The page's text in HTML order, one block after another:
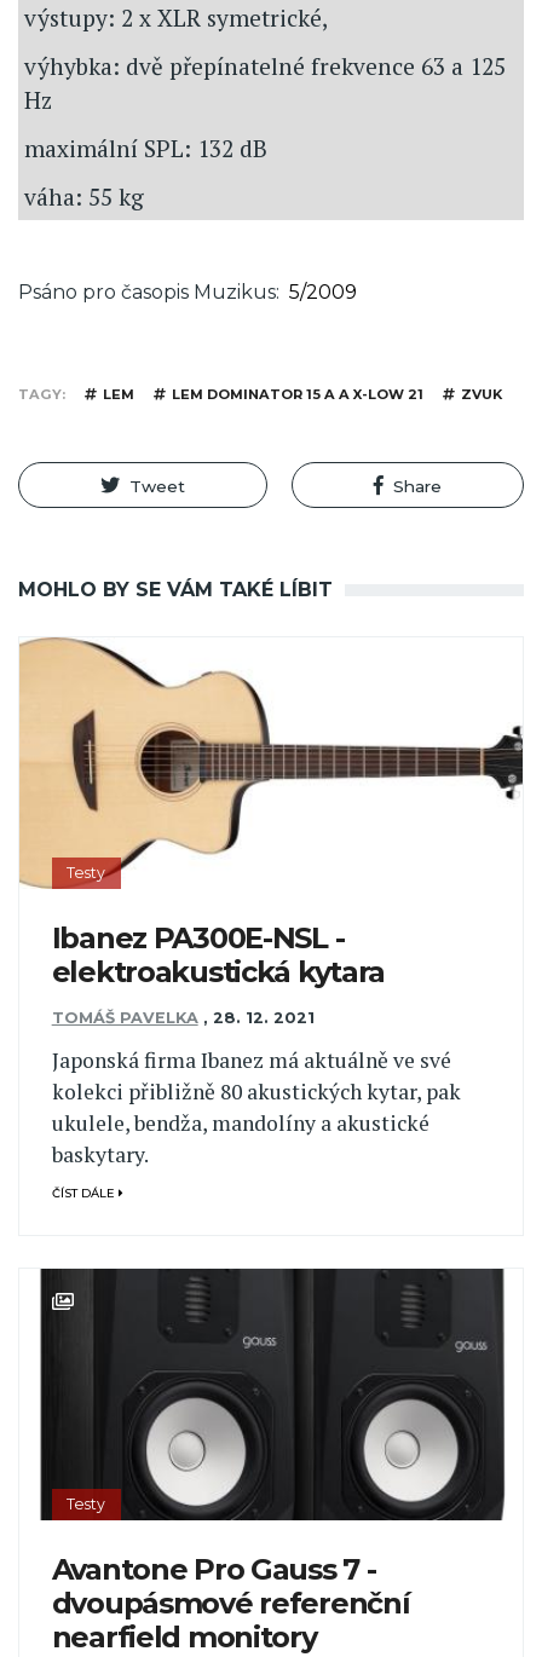
výstupy: 2 x XLR symetrické,
výhybka: dvě přepínatelné frekvence 63 a 125
Hz
maximální SPL: 132 dB
váha: 55 kg
Psáno pro časopis Muzikus 5/2009
TAGY LEM LEM DOMINATOR 15 A A X-LOW 21 ZVUK
Tweet Share
MOHLO BY SE VÁM TAKÉ LÍBIT
Testy
Ibanez PA300E-NSL -
elektroakustická kytara
TOMÁŠ PAVELKA , 28. 12. 2021
Japonská firma Ibanez má aktuálně ve své
kolekci přibližně 80 akustických kytar, pak
ukulele, bendža, mandolíny a akustické
baskytary.
ČÍST DÁLE
Testy
Avantone Pro Gauss 7 -
dvoupásmové referenční
nearfield monitory